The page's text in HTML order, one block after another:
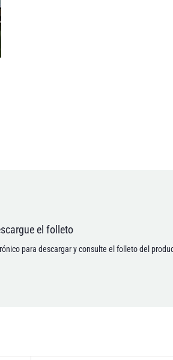
el folleto
para descargar y consulte el folleto del
se guarden de acuerdo con la Política de
g-recaptcha-response]